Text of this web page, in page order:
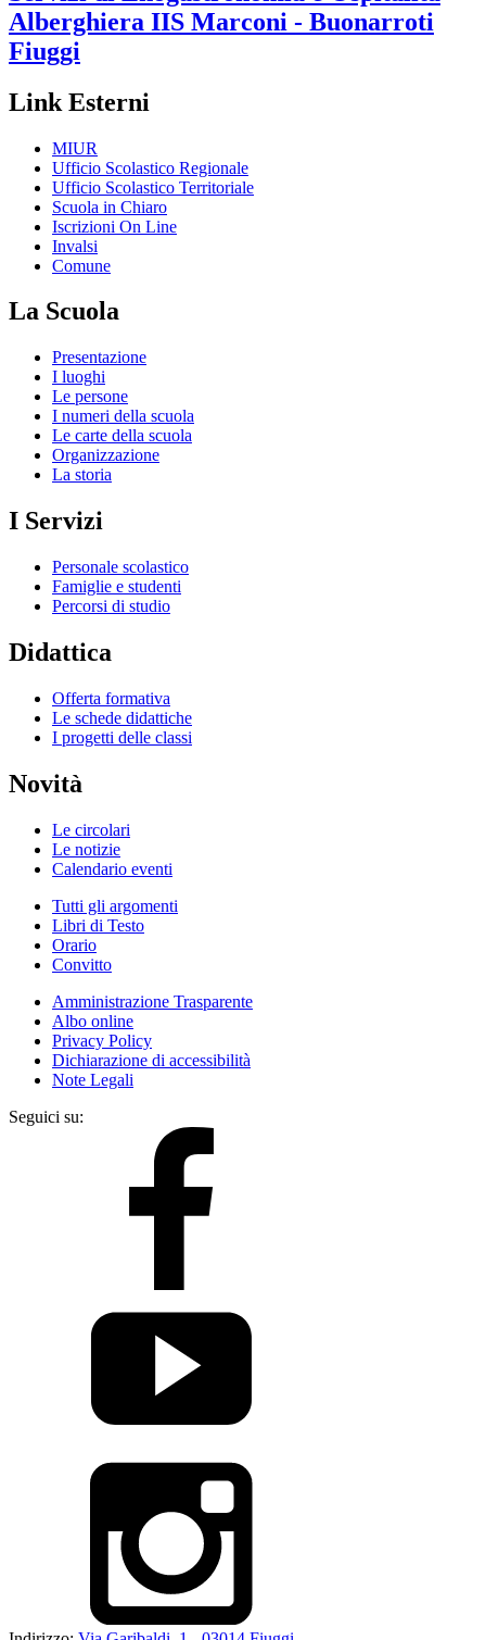
Alberghiera IIS Marconi - Buonarroti
Fiuggi
Link Esterni
MIUR
Ufficio Scolastico Regionale
Ufficio Scolastico Territoriale
Scuola in Chiaro
Iscrizioni On Line
Invalsi
Comune
La Scuola
Presentazione
I luoghi
Le persone
I numeri della scuola
Le carte della scuola
Organizzazione
La storia
I Servizi
Personale scolastico
Famiglie e studenti
Percorsi di studio
Didattica
Offerta formativa
Le schede didattiche
I progetti delle classi
Novità
Le circolari
Le notizie
Calendario eventi
Tutti gli argomenti
Libri di Testo
Orario
Convitto
Amministrazione Trasparente
Albo online
Privacy Policy
Dichiarazione di accessibilità
Note Legali
Seguici su: